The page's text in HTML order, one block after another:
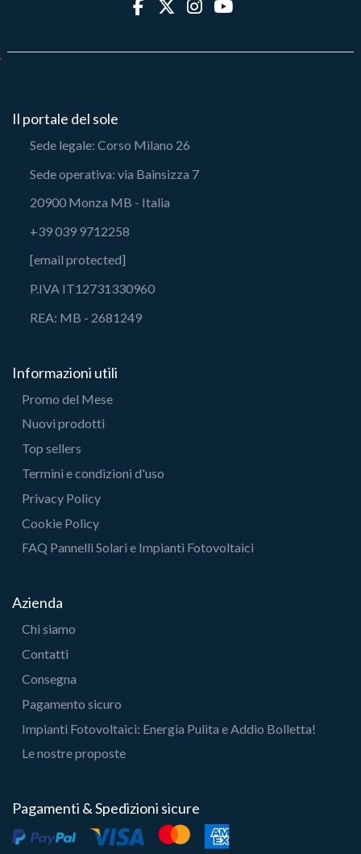
Il portale del sole
Sede legale: Corso Milano 26
Sede operativa: via Bainsizza 7
20900 Monza MB - Italia
+39 039 9712258
[email protected]
P.IVA IT12731330960
REA: MB - 2681249
Informazioni utili
Promo del Mese
Nuovi prodotti
Top sellers
Termini e condizioni d'uso
Privacy Policy
Cookie Policy
FAQ Pannelli Solari e Impianti Fotovoltaici
Azienda
Chi siamo
Contatti
Consegna
Pagamento sicuro
Impianti Fotovoltaici: Energia Pulita e Addio Bolletta!
Le nostre proposte
Pagamenti & Spedizioni sicure